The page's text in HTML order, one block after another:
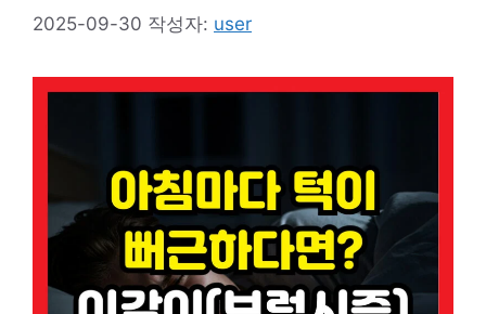
2025-09-30 작성자: user